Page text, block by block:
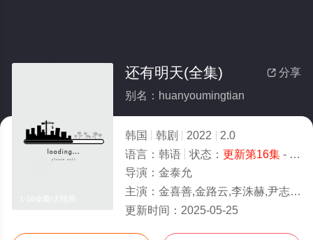
 分享
还有明天(全集)
别名：huanyoumingtian
韩国 韩剧 2022
2.0
语言： 韩语 状态： 更新第16集- 免费在线观看
导演： 金泰允
主演： 金喜善,金路云,李洙赫,尹志温,金海淑
更新时间： 2025-05-25